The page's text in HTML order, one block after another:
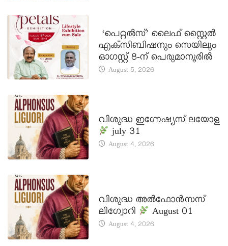
‘പെറ്റൽസ്’ ലൈഫ് സ്റ്റൈൽ
എക്സിബിഷനും സെയിലും
ഓഗസ്റ്റ് 8-ന് പെരുമാനൂരിൽ
August 5, 2026
വിശുദ്ധ ഇഗ്നേഷ്യസ് ലയോള
july 31
August 4, 2026
വിശുദ്ധ അൽഫോൻസസ്
ലിഗ്വോറി
August 01
August 4, 2026